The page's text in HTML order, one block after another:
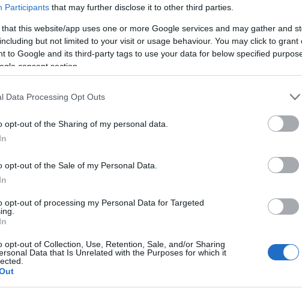
Participants that may further disclose it to other third parties.
that this website/app uses one or more Google services and may gather and
but not limited to your visit or usage behaviour. You may click to grant
to Google and its third-party tags to use your data for below specified
consent section.
Data Processing Opt Outs
opt-out of the Sharing of my personal data.
opt-out of the Sale of my Personal Data.
opt-out of processing my Personal Data for Targeted
opt-out of Collection, Use, Retention, Sale, and/or Sharing
Data that Is Unrelated with the Purposes for which it
a fondo perduto a prestiti agevolati,
sono gestite a livello nazionale, altre
È essenziale verificare sempre gli
nazionali per